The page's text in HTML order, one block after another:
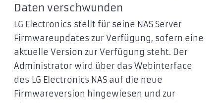
Daten verschwunden
LG Electronics stellt für seine NAS Server
Firmwareupdates zur Verfügung, sofern eine
aktuelle Version zur Verfügung steht. Der
Administrator wird über das Webinterface
des LG Electronics NAS auf die neue
Firmwareversion hingewiesen und zur